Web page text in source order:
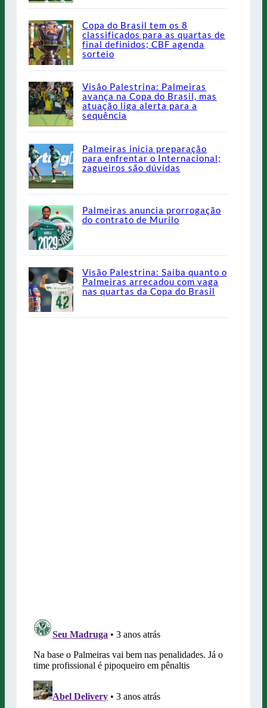
Copa do Brasil tem os 8
classificados para as quartas de
final definidos; CBF agenda
sorteio
Visão Palestrina: Palmeiras
avança na Copa do Brasil, mas
atuação liga alerta para a
sequência
Palmeiras inicia preparação
para enfrentar o Internacional;
zagueiros são dúvidas
Palmeiras anuncia prorrogação
do contrato de Murilo
Visão Palestrina: Saiba quanto o
Palmeiras arrecadou com vaga
nas quartas da Copa do Brasil